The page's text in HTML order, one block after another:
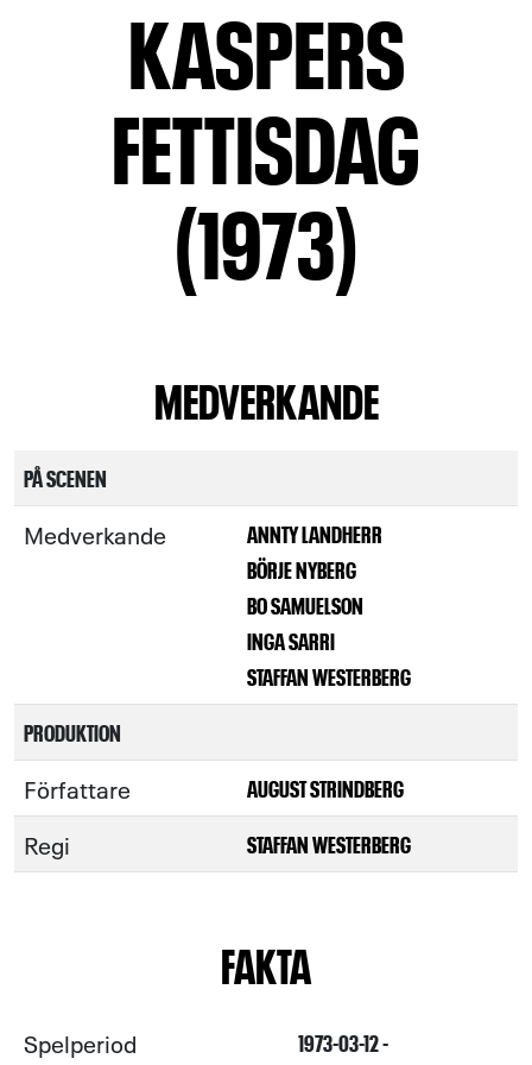
KASPERS
FETTISDAG
(1973)
MEDVERKANDE
PÅ SCENEN
Medverkande
ANNTY LANDHERR
BÖRJE NYBERG
BO SAMUELSON
INGA SARRI
STAFFAN WESTERBERG
PRODUKTION
Författare AUGUST STRINDBERG
Regi STAFFAN WESTERBERG
FAKTA
Spelperiod 1973-03-12 -